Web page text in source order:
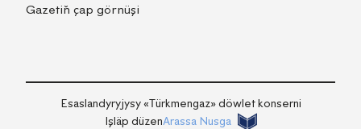
Gazetiň çap görnüşi
Esaslandyryjysy «Тürkmengaz» döwlet konserni
Işläp düzenArassa Nusga